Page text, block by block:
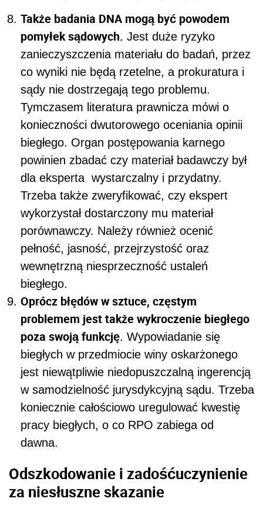
Także badania DNA mogą być powodem
pomyłek sądowych. Jest duże ryzyko
zanieczyszczenia materiału do badań, przez
co wyniki nie będą rzetelne, a prokuratura i
sądy nie dostrzegają tego problemu.
Tymczasem literatura prawnicza mówi o
konieczności dwutorowego oceniania opinii
biegłego. Organ postępowania karnego
powinien zbadać czy materiał badawczy był
dla eksperta wystarczalny i przydatny.
Trzeba także zweryfikować, czy ekspert
wykorzystał dostarczony mu materiał
porównawczy. Należy również ocenić
pełność, jasność, przejrzystość oraz
wewnętrzną niesprzeczność ustaleń
biegłego.
Oprócz błędów w sztuce, częstym
problemem jest także wykroczenie biegłego
poza swoją funkcję. Wypowiadanie się
biegłych w przedmiocie winy oskarżonego
jest niewątpliwie niedopuszczalną ingerencją
w samodzielność jurysdykcyjną sądu. Trzeba
koniecznie całościowo uregulować kwestię
pracy biegłych, o co RPO zabiega od
dawna.
Odszkodowanie i zadośćuczynienie
za niesłuszne skazanie